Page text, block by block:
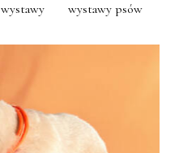
wystawy wystawy psów